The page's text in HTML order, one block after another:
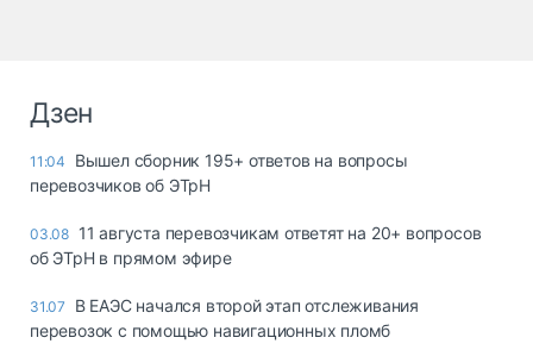
Дзен
11:04
Вышел сборник 195+ ответов на вопросы
перевозчиков об ЭТрН
03.08 11 августа перевозчикам ответят на 20+ вопросов
об ЭТрН в прямом эфире
31.07
В ЕАЭС начался второй этап отслеживания
перевозок с помощью навигационных пломб